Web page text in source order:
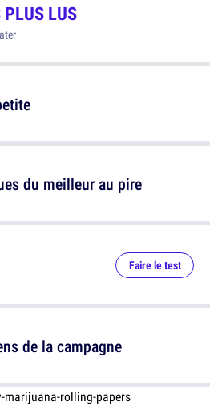
PLUS LUS
du meilleur au pire
Faire le test
de la campagne